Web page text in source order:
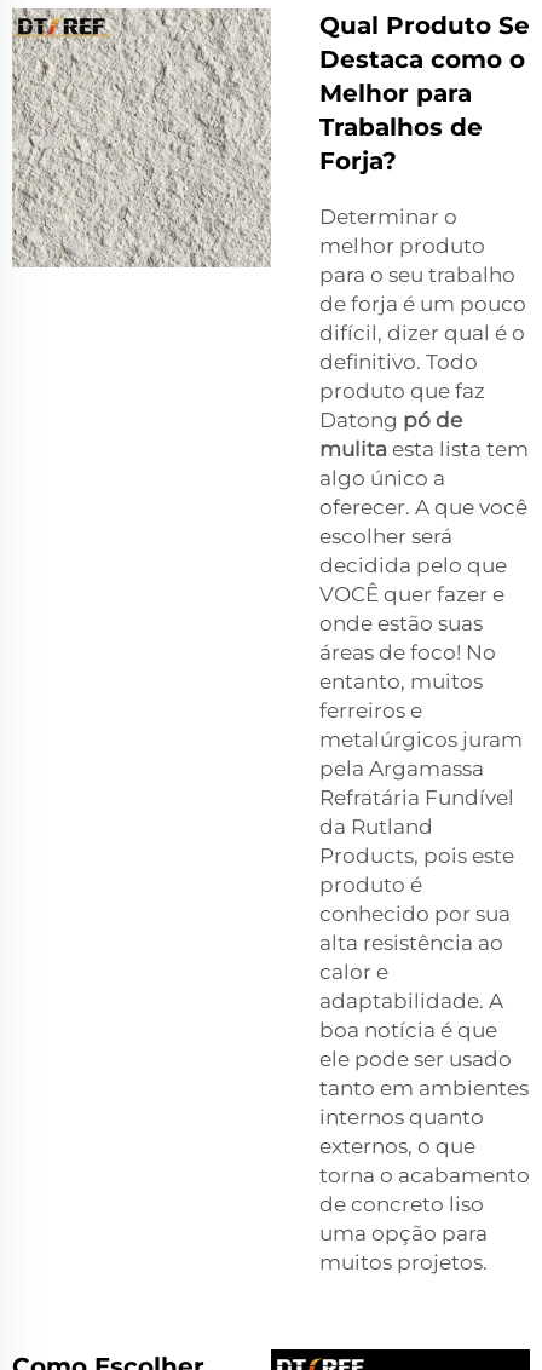
Qual Produto Se
Destaca como o
Melhor para
Trabalhos de
Forja?
Determinar o
melhor produto
para o seu trabalho
de forja é um pouco
difícil, dizer qual é o
definitivo. Todo
produto que faz
Datong pó de
mulita esta lista tem
algo único a
oferecer. A que você
escolher será
decidida pelo que
VOCÊ quer fazer e
onde estão suas
áreas de foco! No
entanto, muitos
ferreiros e
metalúrgicos juram
pela Argamassa
Refratária Fundível
da Rutland
Products, pois este
produto é
conhecido por sua
alta resistência ao
calor e
adaptabilidade. A
boa notícia é que
ele pode ser usado
tanto em ambientes
internos quanto
externos, o que
torna o acabamento
de concreto liso
uma opção para
muitos projetos.